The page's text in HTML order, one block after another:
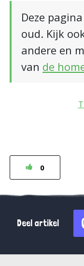
Deze
oud. Kijk
andere en
van de
0
Deel artikel